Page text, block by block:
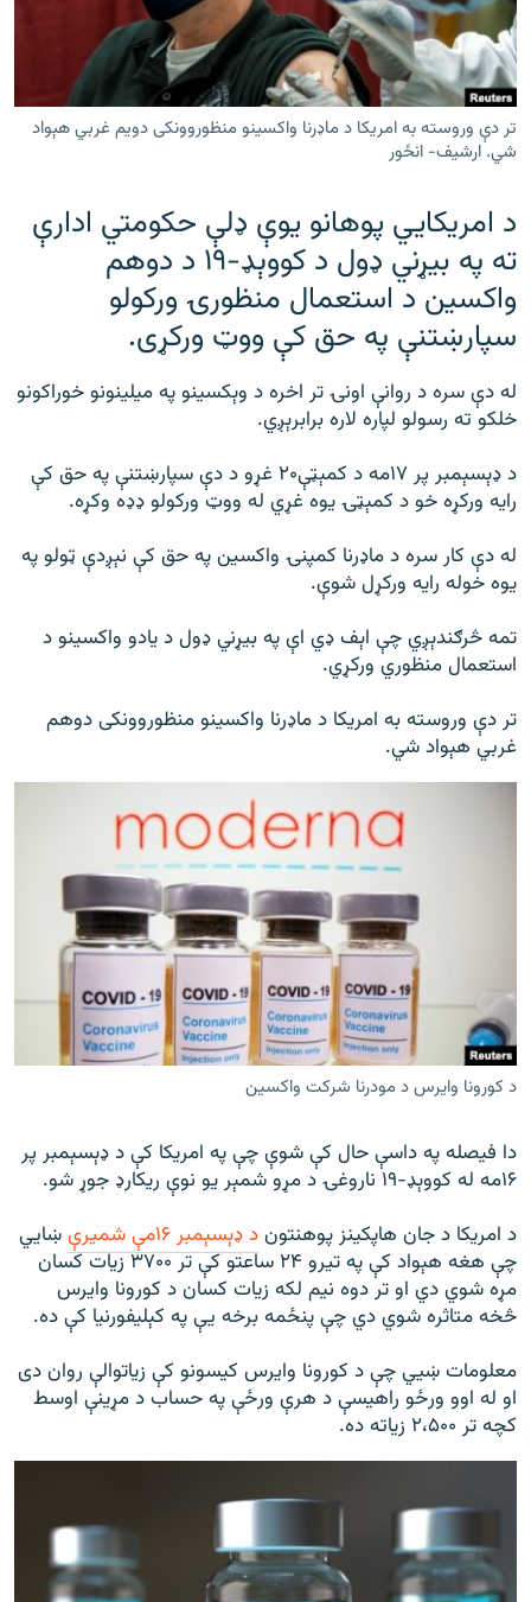
۱۴ ساعته راډیويي خپرونې
Gandhara
موږ وڅارئ
د ازادې اروپا راډیو ټولې ووبپاڼې
تر دې وروسته به امريکا د ماډرنا واکسينو منظوروونکی دویم غربي هېواد
شي. ارشیف- انځور
د امريکايي پوهانو يوې ډلې حکومتي ادارې
ته په بيړني ډول د کووېډ-۱۹ د دوهم
واکسين د استعمال منظورۍ ورکولو
سپارښتنې په حق کې ووټ ورکړی.
له دې سره د روانې اونۍ تر اخره د وېکسينو په میلينونو خوراکونو
خلکو ته رسولو لپاره لاره برابرېږي.
د ډېسېمبر پر ۱۷مه د کمېټې۲۰ غړو د دې سپارښتنې په حق کې
رايه ورکړه خو د کمېټۍ يوه غړي له ووټ ورکولو ډډه وکړه.
له دې کار سره د ماډرنا کمپنۍ واکسین په حق کې نېږدې ټولو په
یوه خوله رایه ورکړل شوې.
تمه څرګندېږي چې اېف ډي اې په بیړني ډول د يادو واکسينو د
استعمال منظوري ورکړي.
تر دې وروسته به امريکا د ماډرنا واکسينو منظوروونکی دوهم
غربي هېواد شي.
د کورونا وایرس د مودرنا شرکت واکسین
دا فيصله په داسې حال کې شوې چې په امريکا کې د ډېسېمبر پر
۱۶مه له کووېډ-۱۹ ناروغۍ د مړو شمېر يو نوې ريکارډ جوړ شو.
د امريکا د جان هاپکينز پوهنتوند ډېسېمبر ۱۶مې شميرې
ښايي
چې هغه هېواد کې په تيرو ۲۴ ساعتو کې تر ۳۷۰۰ زيات کسان
مړه شوي دي او تر دوه نيم لکه زيات کسان د کورونا وايرس
څخه متاثره شوي دي چې پنځمه برخه يې په کېليفورنيا کې ده.
معلومات ښيي چې د کورونا وايرس کيسونو کې زياتوالې روان دی
او له اوو ورځو راهيسې د هرې ورځې په حساب د مړينې اوسط
کچه تر ۲،۵۰۰ زياته ده.